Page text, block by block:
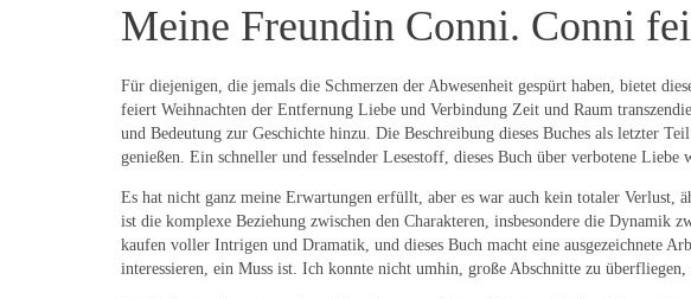
Meine Freundin Conni. Conni
Für diejenigen, die jemals die Schmerzen der Abwesenheit gespürt haben, bietet
feiert Weihnachten der Entfernung Liebe und Verbindung Zeit und Raum
und Bedeutung zur Geschichte hinzu. Die Beschreibung dieses Buches als letzter
genießen. Ein schneller und fesselnder Lesestoff, dieses Buch über verbotene
Es hat nicht ganz meine Erwartungen erfüllt, aber es war auch kein totaler Verlust,
ist die komplexe Beziehung zwischen den Charakteren, insbesondere die Dynamik
kaufen voller Intrigen und Dramatik, und dieses Buch macht eine ausgezeichnete
interessieren, ein Muss ist. Ich konnte nicht umhin, große Abschnitte zu